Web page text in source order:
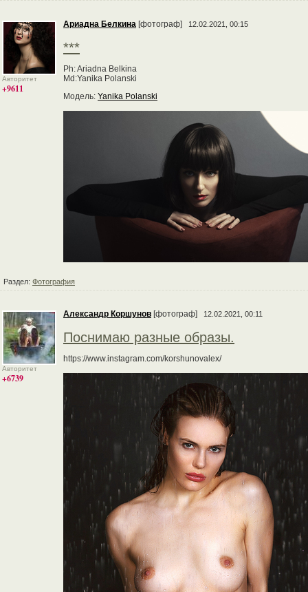
Авторитет
+9611
Ариадна Белкина [фотограф] 12.02.2021, 00:15
***
Ph: Ariadna Belkina
Md:Yanika Polanski
Модель: Yanika Polanski
Раздел: Фотография
Авторитет
+6739
Александр Коршунов [фотограф] 12.02.2021, 00:11
Поснимаю разные образы.
https://www.instagram.com/korshunovalex/